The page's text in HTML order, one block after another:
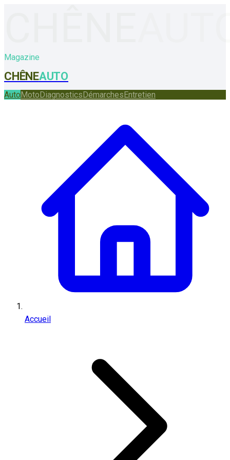
Magazine
CHÊNEAUTO
Auto Moto Diagnostics Démarches Entretien
Accueil